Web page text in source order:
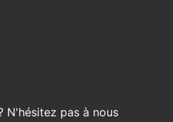
N'hésitez pas à nous